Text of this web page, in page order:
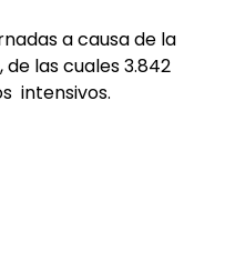
a causa de la
las cuales 3.842
intensivos.